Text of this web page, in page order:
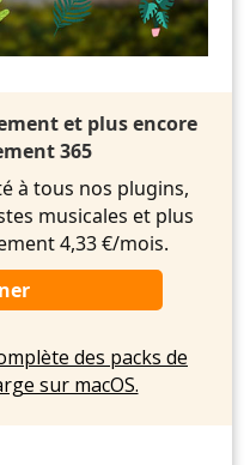
et plus encore
365
à tous nos plugins,
musicales et plus
4,33 €/mois.
des packs de
sur macOS.